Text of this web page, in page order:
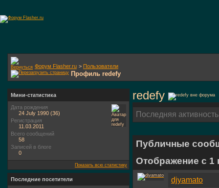
Форум Flasher.ru > Пользователи
Профиль redefy
redefy
Последняя
Публичные
Отображение с 1
djyamato
Мини-статистика
Дата рождения
24 July 1990 (36)
Регистрация
11.03.2011
Всего сообщений
58
Записей в блоге
0
Показать всю статистику
Последние посетители